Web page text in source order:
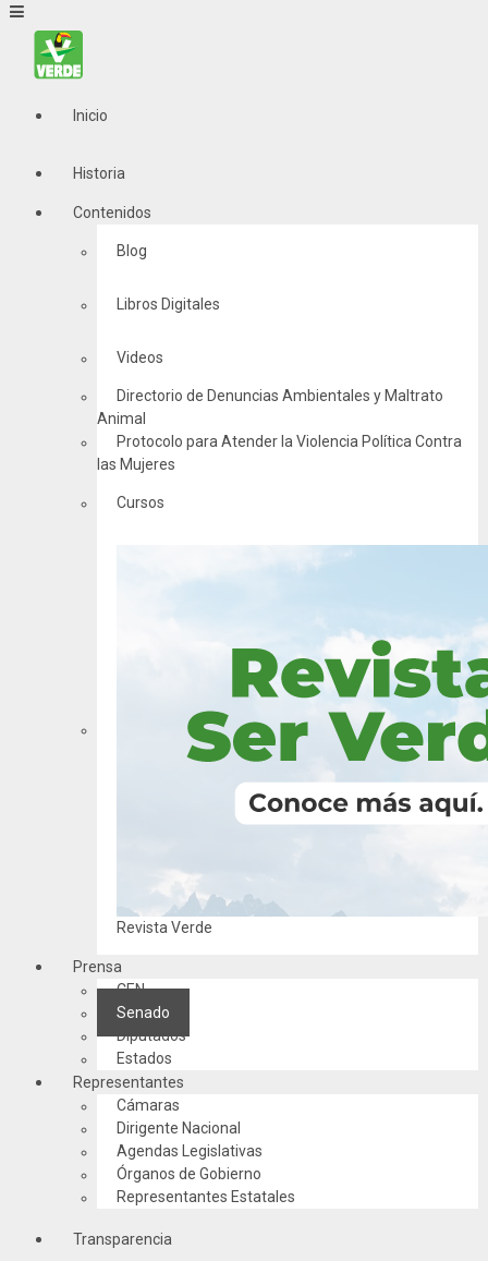
Inicio
Historia
Contenidos
Blog
Libros Digitales
Videos
Directorio de Denuncias Ambientales y Maltrato
Animal
Protocolo para Atender la Violencia Política Contra
las Mujeres
Cursos
Revista Verde
Prensa
CEN
Senado
Diputados
Estados
Representantes
Cámaras
Dirigente Nacional
Agendas Legislativas
Órganos de Gobierno
Representantes Estatales
Transparencia